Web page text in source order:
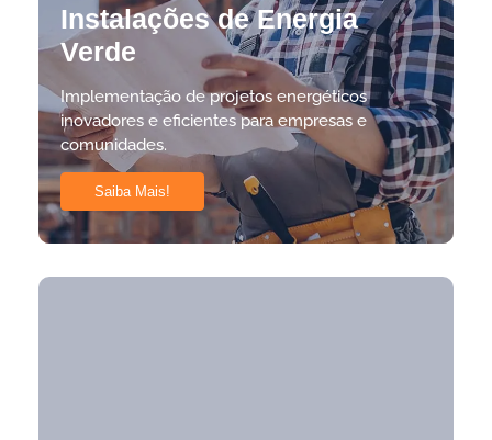
Instalações de Energia
Verde
Implementação de projetos energéticos
inovadores e eficientes para empresas e
comunidades.
Saiba Mais!